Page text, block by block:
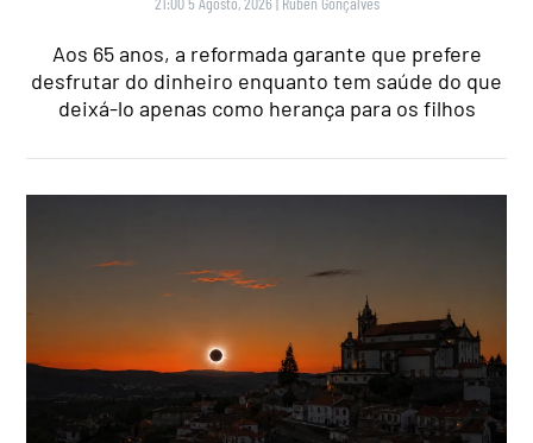
Aos 65 anos, a reformada garante que prefere
desfrutar do dinheiro enquanto tem saúde do que
deixá-lo apenas como herança para os filhos